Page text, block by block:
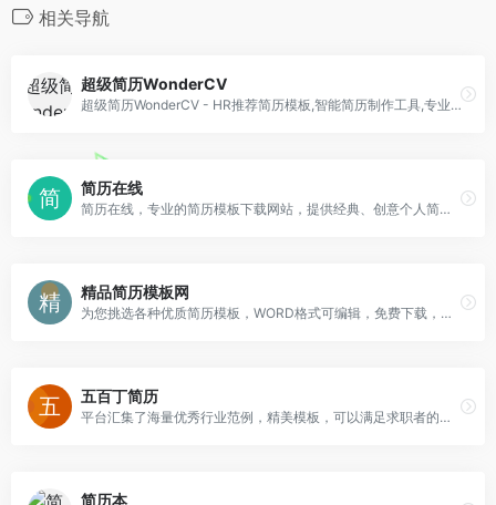
相关导航
超级简历WonderCV
超级简历WonderCV - HR推荐简历模板,智能简历制作工具,专业中英文简历模板免费下载
简历在线
简历在线，专业的简历模板下载网站，提供经典、创意个人简历模板、套装个人简历模板（简历封面+简历内容+自荐信）多种不同风格简历模板下载与制作的专业网站。
精品简历模板网
为您挑选各种优质简历模板，WORD格式可编辑，免费下载，你一定能够在这里找到合适您的简历模板，通用简历模板，应届生简历，简历表格，简历封面，英文简历，简历范文。直接下载即可使用。
五百丁简历
平台汇集了海量优秀行业范例，精美模板，可以满足求职者的各类简历需求，有效提升求职成功率
简历本